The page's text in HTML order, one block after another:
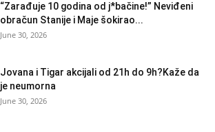
“Zarađuje 10 godina od j*bačine!” Neviđeni
obračun Stanije i Maje šokirao...
June 30, 2026
Jovana i Tigar akcijali od 21h do 9h?Kaže da
je neumorna
June 30, 2026